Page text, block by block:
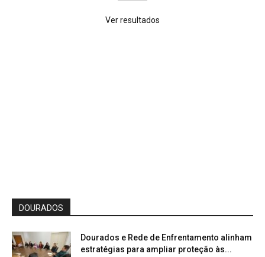
Ver resultados
DOURADOS
Dourados e Rede de Enfrentamento alinham
estratégias para ampliar proteção às...